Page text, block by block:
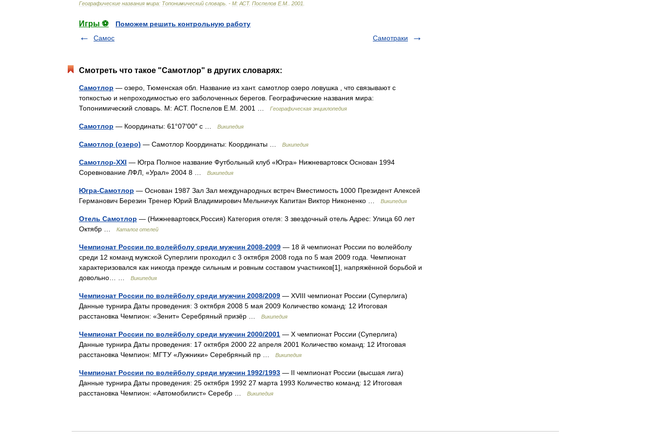
Географические названия мира: Топонимический словарь . - М: АСТ. Поспелов Е.М 2001
Игры ⚽
Поможем решить контрольную работу
Самос
Самотраки
Смотреть что такое "Самотлор" в других словарях:
Самотлор — озеро, Тюменская обл. Название из хант. самотлор озеро ловушка , что связывают с
топкостью и непроходимостью его заболоченных берегов. Географические названия мира:
Топонимический словарь. М: АСТ. Поспелов Е.М. 2001 …
Географическая энциклопедия
Самотлор — Координаты: 61°07′00″ с … Википедия
Самотлор (озеро) — Самотлор Координаты: Координаты … Википедия
Самотлор-XXI — Югра Полное название Футбольный клуб «Югра» Нижневартовск Основан 1994
Соревнование ЛФЛ, «Урал» 2004 8 …
Википедия
Югра-Самотлор — Основан 1987 Зал Зал международных встреч Вместимость 1000 Президент Алексей
Германович Березин Тренер Юрий Владимирович Мельничук Капитан Виктор Никоненко …
Википедия
Отель Самотлор — (Нижневартовск,Россия) Категория отеля: 3 звездочный отель Адрес: Улица 60 лет
Октябр …
Каталог отелей
Чемпионат России по волейболу среди мужчин 2008-2009 — 18 й чемпионат России по волейболу
среди 12 команд мужской Суперлиги проходил с 3 октября 2008 года по 5 мая 2009 года. Чемпионат
характеризовался как никогда прежде сильным и ровным составом участников[1], напряжённой борьбой и
довольно… …
Википедия
Чемпионат России по волейболу среди мужчин 2008/2009 — XVIII чемпионат России (Суперлига)
Данные турнира Даты проведения: 3 октября 2008 5 мая 2009 Количество команд: 12 Итоговая
расстановка Чемпион: «Зенит» Серебряный призёр …
Википедия
Чемпионат России по волейболу среди мужчин 2000/2001 — X чемпионат России (Суперлига)
Данные турнира Даты проведения: 17 октября 2000 22 апреля 2001 Количество команд: 12 Итоговая
расстановка Чемпион: МГТУ «Лужники» Серебряный пр …
Википедия
Чемпионат России по волейболу среди мужчин 1992/1993 — II чемпионат России (высшая лига)
Данные турнира Даты проведения: 25 октября 1992 27 марта 1993 Количество команд: 12 Итоговая
расстановка Чемпион: «Автомобилист» Серебр …
Википедия